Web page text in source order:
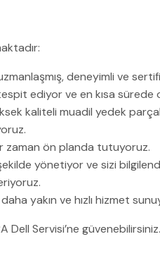
deneyimli ve
tespit ediyor ve en kısa sürede
kaliteli muadil yedek
zaman ön planda tutuyoruz.
yönetiyor ve sizi
yakın ve hızlı hizmet
Dell Servisi’ne